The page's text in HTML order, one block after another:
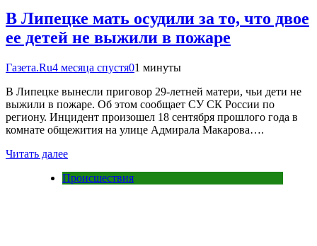
В Липецке мать осудили за то, что двое
ее детей не выжили в пожаре
Газета.Ru4 месяца спустя01 минуты
В Липецке вынесли приговор 29-летней матери, чьи дети не
выжили в пожаре. Об этом сообщает СУ СК России по
региону. Инцидент произошел 18 сентября прошлого года в
комнате общежития на улице Адмирала Макарова….
Читать далее
Происшествия